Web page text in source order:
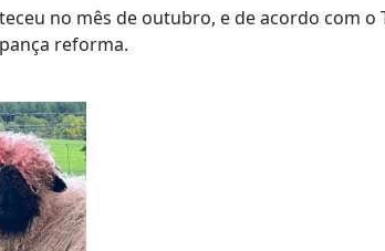
no mês de outubro, e de acordo com
reforma.